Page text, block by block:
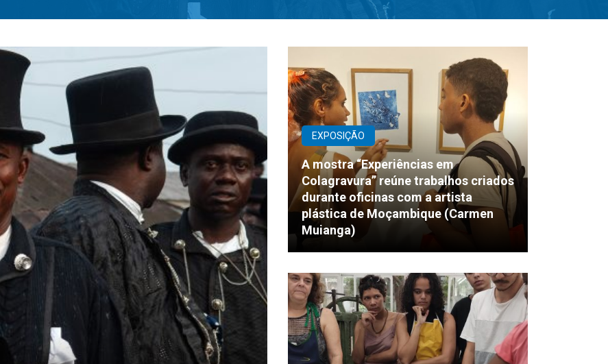
EXPOSIÇÃO
A mostra “Experiências em
Colagravura” reúne trabalhos criados
durante oficinas com a artista
plástica de Moçambique (Carmen
Muianga)